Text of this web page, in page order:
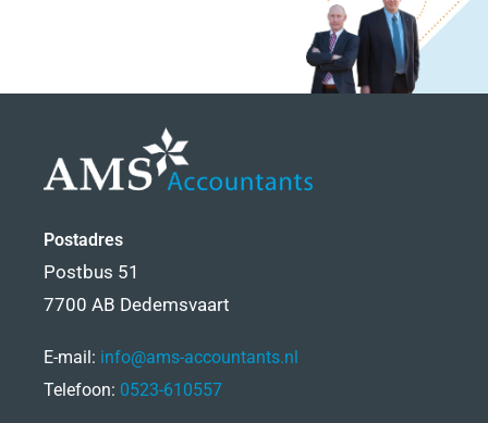
Postadres
Postbus 51
7700 AB Dedemsvaart
E-mail: info@ams-accountants.nl
Telefoon: 0523-610557